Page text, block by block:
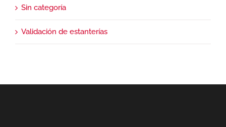
Sin categoría
Validación de estanterías